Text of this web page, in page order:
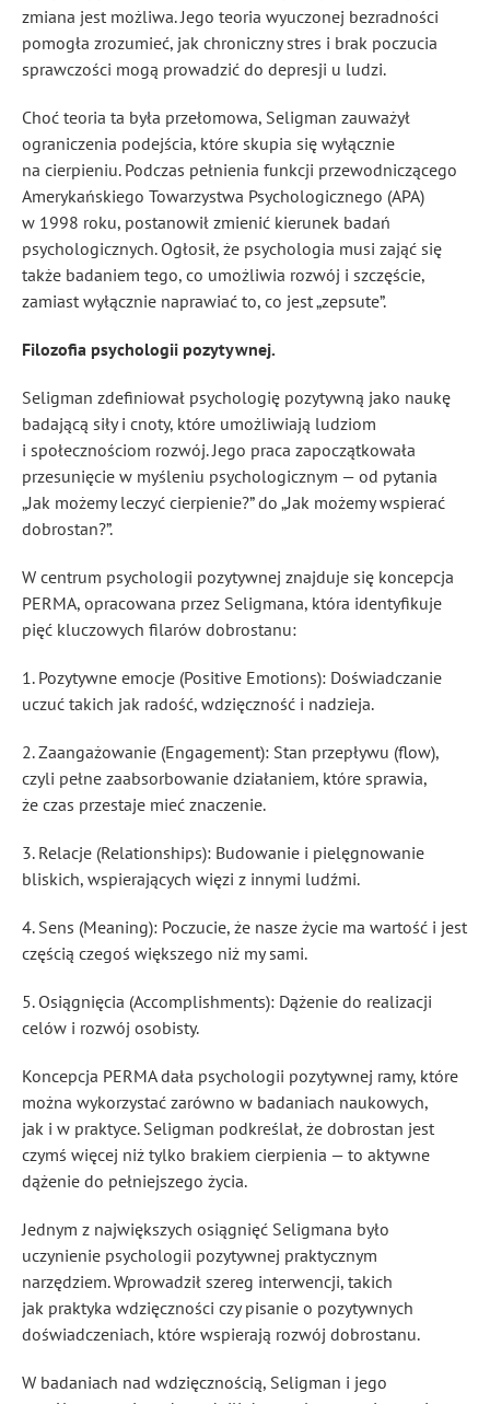
zmiana jest możliwa. Jego teoria wyuczonej bezradności
pomogła zrozumieć, jak chroniczny stres i brak poczucia
sprawczości mogą prowadzić do depresji u ludzi.
Choć teoria ta była przełomowa, Seligman zauważył
ograniczenia podejścia, które skupia się wyłącznie
na cierpieniu. Podczas pełnienia funkcji przewodniczącego
Amerykańskiego Towarzystwa Psychologicznego (APA)
w 1998 roku, postanowił zmienić kierunek badań
psychologicznych. Ogłosił, że psychologia musi zająć się
także badaniem tego, co umożliwia rozwój i szczęście,
zamiast wyłącznie naprawiać to, co jest „zepsute”.
Filozofia psychologii pozytywnej.
Seligman zdefiniował psychologię pozytywną jako naukę
badającą siły i cnoty, które umożliwiają ludziom
i społecznościom rozwój. Jego praca zapoczątkowała
przesunięcie w myśleniu psychologicznym — od pytania
„Jak możemy leczyć cierpienie?” do „Jak możemy wspierać
dobrostan?”.
W centrum psychologii pozytywnej znajduje się koncepcja
PERMA, opracowana przez Seligmana, która identyfikuje
pięć kluczowych filarów dobrostanu:
1. Pozytywne emocje (Positive Emotions): Doświadczanie
uczuć takich jak radość, wdzięczność i nadzieja.
2. Zaangażowanie (Engagement): Stan przepływu (flow),
czyli pełne zaabsorbowanie działaniem, które sprawia,
że czas przestaje mieć znaczenie.
3. Relacje (Relationships): Budowanie i pielęgnowanie
bliskich, wspierających więzi z innymi ludźmi.
4. Sens (Meaning): Poczucie, że nasze życie ma wartość i jest
częścią czegoś większego niż my sami.
5. Osiągnięcia (Accomplishments): Dążenie do realizacji
celów i rozwój osobisty.
Koncepcja PERMA dała psychologii pozytywnej ramy, które
można wykorzystać zarówno w badaniach naukowych,
jak i w praktyce. Seligman podkreślał, że dobrostan jest
czymś więcej niż tylko brakiem cierpienia — to aktywne
dążenie do pełniejszego życia.
Jednym z największych osiągnięć Seligmana było
uczynienie psychologii pozytywnej praktycznym
narzędziem. Wprowadził szereg interwencji, takich
jak praktyka wdzięczności czy pisanie o pozytywnych
doświadczeniach, które wspierają rozwój dobrostanu.
W badaniach nad wdzięcznością, Seligman i jego